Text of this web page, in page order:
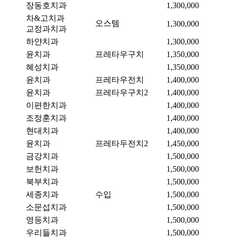
장동호치과
1,300,000
차&고치과
교정과치과
오스템 1,300,000
하얀치과
1,300,000
윤치과
프레타우구치
1,350,000
혜성치과
1,350,000
윤치과
프레타우전치
1,400,000
윤치과
프레타우구치2
1,400,000
이편한치과
1,400,000
조정훈치과
1,400,000
현대치과
1,400,000
윤치과
프레타두전치2
1,450,000
금강치과
1,500,000
보헌치과
1,500,000
북부치과
1,500,000
세종치과
수입
1,500,000
소문섭치과
1,500,000
영등치과
1,500,000
우리들치과
1,500,000